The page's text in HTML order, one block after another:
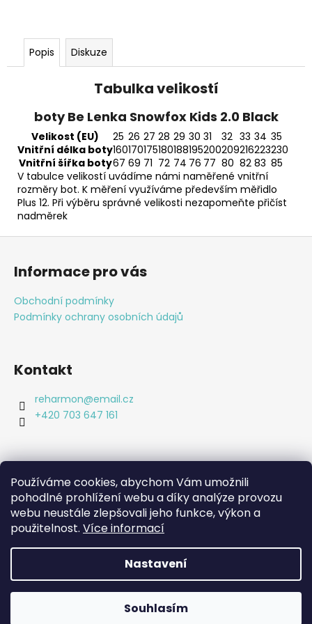
Používáme cookies, abychom Vám umožnili
pohodlné prohlížení webu a díky analýze provozu
webu neustále zlepšovali jeho funkce, výkon a
použitelnost. Více informací
Nastavení
Souhlasím
Popis Diskuze
Tabulka velikostí
boty Be Lenka Snowfox Kids 2.0 Black
Velikost (EU) 25 26 27 28 29 30 31 32 33 34 35
Vnitřní délka boty160170175180188195200209216223230
Vnitřní šířka boty67 69 71 72 74 76 77 80 82 83 85
V tabulce velikostí uvádíme námi naměřené vnitřní
rozměry bot. K měření využíváme především měřidlo
Plus 12. Při výběru správné velikosti nezapomeňte přičíst
nadměrek
Z
Informace pro vás
Obchodní podmínky
Podmínky ochrany osobních údajů
Kontakt
reharmon@email.cz
+420 703 647 161
Shoptet.cz
Bc. Lucie Machová Reharmon, soukromá fyzioterapie
Kamenná prodejna
Copyright 2026Reharmon shop. Všechna práva
Upravit nastavení cookies